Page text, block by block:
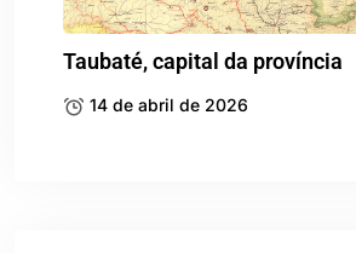
Taubaté, capital da província
14 de abril de 2026